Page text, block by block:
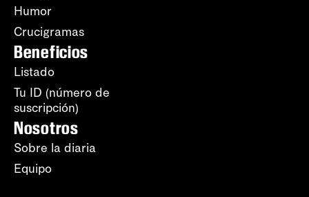
Humor
Crucigramas
Beneficios
Listado
Tu ID (número de
suscripción)
Nosotros
Sobre la diaria
Equipo